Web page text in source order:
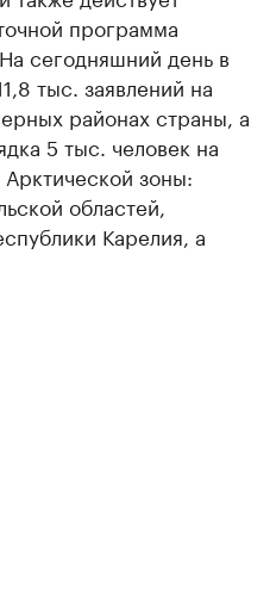
программа
сегодняшний день в
тыс. заявлений на
районах страны, а
5 тыс. человек на
зоны:
областей,
Карелия, а